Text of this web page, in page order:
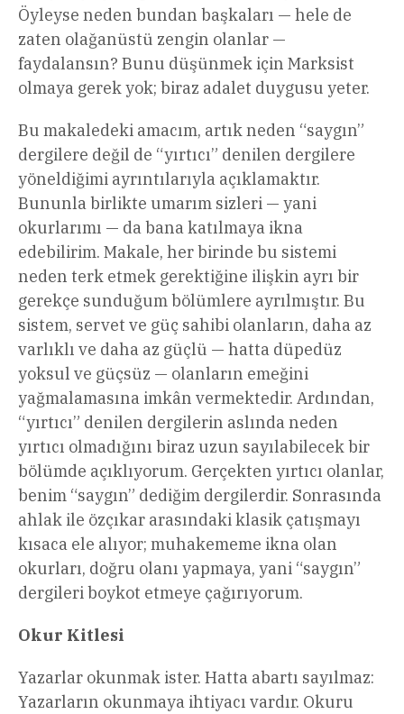
Öyleyse neden bundan başkaları — hele de
zaten olağanüstü zengin olanlar —
faydalansın? Bunu düşünmek için Marksist
olmaya gerek yok; biraz adalet duygusu yeter.
Bu makaledeki amacım, artık neden “saygın”
dergilere değil de “yırtıcı” denilen dergilere
yöneldiğimi ayrıntılarıyla açıklamaktır.
Bununla birlikte umarım sizleri — yani
okurlarımı — da bana katılmaya ikna
edebilirim. Makale, her birinde bu sistemi
neden terk etmek gerektiğine ilişkin ayrı bir
gerekçe sunduğum bölümlere ayrılmıştır. Bu
sistem, servet ve güç sahibi olanların, daha az
varlıklı ve daha az güçlü — hatta düpedüz
yoksul ve güçsüz — olanların emeğini
yağmalamasına imkân vermektedir. Ardından,
“yırtıcı” denilen dergilerin aslında neden
yırtıcı olmadığını biraz uzun sayılabilecek bir
bölümde açıklıyorum. Gerçekten yırtıcı olanlar,
benim “saygın” dediğim dergilerdir. Sonrasında
ahlak ile özçıkar arasındaki klasik çatışmayı
kısaca ele alıyor; muhakememe ikna olan
okurları, doğru olanı yapmaya, yani “saygın”
dergileri boykot etmeye çağırıyorum.
Okur Kitlesi
Yazarlar okunmak ister. Hatta abartı sayılmaz:
Yazarların okunmaya ihtiyacı vardır. Okuru